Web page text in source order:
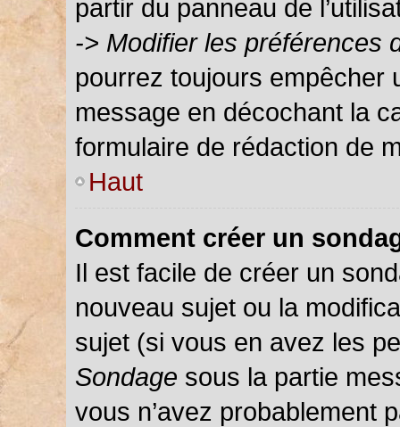
partir du panneau de
-> Modifier les préférences
pourrez toujours empêcher
message en décochant la
formulaire de rédaction de
Haut
Comment créer un
Il est facile de créer un
nouveau sujet ou la
sujet (si vous en avez les
Sondage sous la partie
vous n’avez probablement